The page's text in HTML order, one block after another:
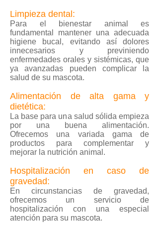
Limpieza dental:
Para el bienestar animal es
fundamental mantener una adecuada
higiene bucal, evitando así dolores
innecesarios y previniendo
enfermedades orales y sistémicas, que
ya avanzadas pueden complicar la
salud de su mascota.
Alimentación de alta gama y
dietética:
La base para una salud sólida empieza
por una buena alimentación.
Ofrecemos una variada gama de
productos para complementar y
mejorar la nutrición animal.
Hospitalización en caso de
gravedad:
En circunstancias de gravedad,
ofrecemos un servicio de
hospitalización con una especial
atención para su mascota.